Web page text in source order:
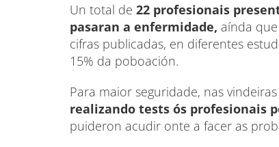
Un total de 22 profesionais
pasaran a enfermidade, aínda
cifras publicadas, en diferentes
15% da poboación.
Para maior seguridade, nas
realizando tests ós profesionais
puideron acudir onte a facer as